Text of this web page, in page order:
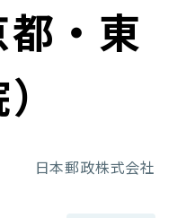
・東
日本郵政株式会社